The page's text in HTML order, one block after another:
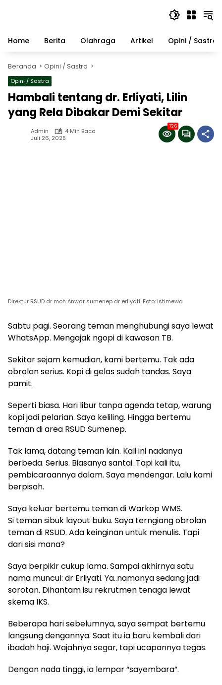
Home
Berita Olahraga Artikel Opini / Sastra
Beranda Opini / Sastra
Opini / Sastra
Hambali tentang dr. Erliyati, Lilin
yang Rela Dibakar Demi Sekitar
Admin
4 Min Baca
Juli 26, 2025
726
Direktur RSUD dr moh Anwar sumenep dr erliyati. Foto: Istimewa
Sabtu pagi. Seorang teman menghubungi saya lewat
WhatsApp. Mengajak ngopi di kawasan TB.
Sekitar sejam kemudian, kami bertemu. Tak ada
obrolan serius. Kopi di gelas sudah tandas. Saya
pamit.
Seperti biasa. Hari libur tanpa agenda tetap, warung
kopi jadi pelarian. Saya keliling. Hingga bertemu
teman di area RSUD Sumenep.
Tak lama, datang teman lain. Kali ini nadanya
berbeda. Serius. Biasanya santai. Tapi kali itu,
pembicaraannya dalam. Saya mendengar. Lalu kami
berpisah.
Saya keluar bertemu teman di Warkop WMS.
Si teman sibuk layout buku. Saya terngiang obrolan
teman di RSUD. Ada keinginan untuk menulis. Tapi
dari sisi mana?
Saya berpikir cukup lama. Sampai akhirnya satu
nama muncul: dr Erliyati. Ya..namanya sedang jadi
sorotan. Dihantam isu rekrutmen tenaga lewat
skema IKS.
Beberapa hari sebelumnya, saya sempat bertemu
langsung dengannya. Saat itu ia baru kembali dari
ibadah haji. Wajahnya segar, tapi ucapannya tegas.
Dengan nada tinggi, ia lempar “sayembara”.